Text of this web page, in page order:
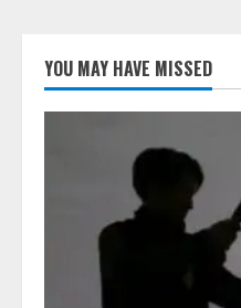
YOU MAY HAVE MISSED